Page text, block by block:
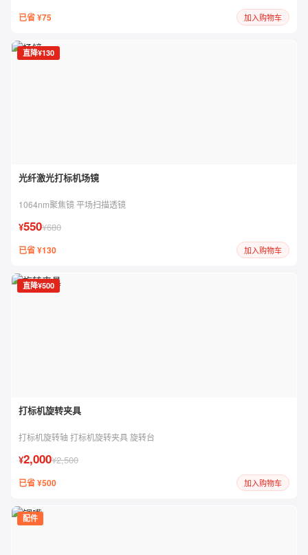
已省 ¥75 加入购物车
直降¥130
光纤激光打标机场镜
1064nm聚焦镜 平场扫描透镜
¥550¥680
已省 ¥130 加入购物车
直降¥500
打标机旋转夹具
打标机旋转轴 打标机旋转夹具 旋转台
¥2,000¥2,500
已省 ¥500 加入购物车
配件